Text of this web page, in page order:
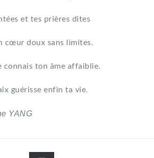
et tes prières dites
cœur doux sans limites.
connais ton âme affaiblie.
guérisse enfin ta vie.
YANG